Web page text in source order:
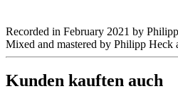
Recorded in February 2021 by
Mixed and mastered by Philipp
Kunden kauften auch